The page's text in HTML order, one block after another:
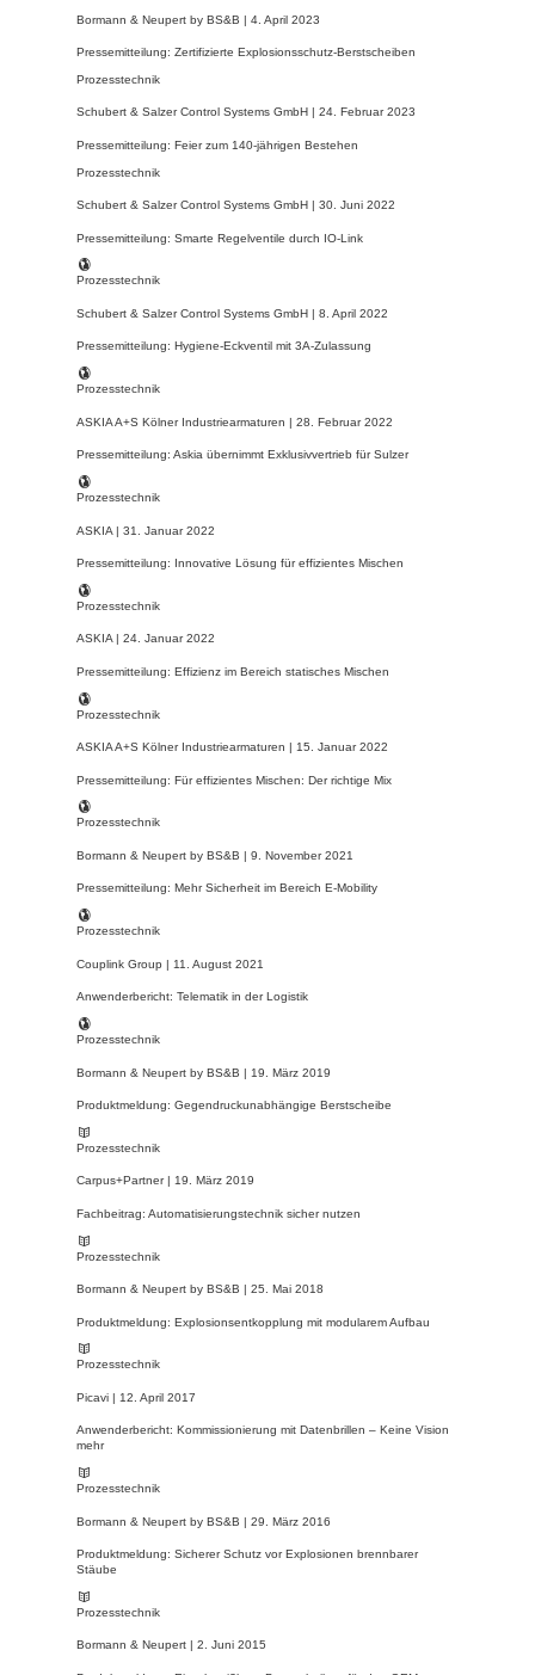
Bormann & Neupert by BS&B | 4. April 2023
Pressemitteilung: Zertifizierte Explosionsschutz-Berstscheiben
Prozesstechnik
Schubert & Salzer Control Systems GmbH | 24. Februar 2023
Pressemitteilung: Feier zum 140-jährigen Bestehen
Prozesstechnik
Schubert & Salzer Control Systems GmbH | 30. Juni 2022
Pressemitteilung: Smarte Regelventile durch IO-Link
Prozesstechnik
Schubert & Salzer Control Systems GmbH | 8. April 2022
Pressemitteilung: Hygiene-Eckventil mit 3A-Zulassung
Prozesstechnik
ASKIA A+S Kölner Industriearmaturen | 28. Februar 2022
Pressemitteilung: Askia übernimmt Exklusivvertrieb für Sulzer
Prozesstechnik
ASKIA | 31. Januar 2022
Pressemitteilung: Innovative Lösung für effizientes Mischen
Prozesstechnik
ASKIA | 24. Januar 2022
Pressemitteilung: Effizienz im Bereich statisches Mischen
Prozesstechnik
ASKIA A+S Kölner Industriearmaturen | 15. Januar 2022
Pressemitteilung: Für effizientes Mischen: Der richtige Mix
Prozesstechnik
Bormann & Neupert by BS&B | 9. November 2021
Pressemitteilung: Mehr Sicherheit im Bereich E-Mobility
Prozesstechnik
Couplink Group | 11. August 2021
Anwenderbericht: Telematik in der Logistik
Prozesstechnik
Bormann & Neupert by BS&B | 19. März 2019
Produktmeldung: Gegendruckunabhängige Berstscheibe
Prozesstechnik
Carpus+Partner | 19. März 2019
Fachbeitrag: Automatisierungstechnik sicher nutzen
Prozesstechnik
Bormann & Neupert by BS&B | 25. Mai 2018
Produktmeldung: Explosionsentkopplung mit modularem Aufbau
Prozesstechnik
Picavi | 12. April 2017
Anwenderbericht: Kommissionierung mit Datenbrillen – Keine Vision
mehr
Prozesstechnik
Bormann & Neupert by BS&B | 29. März 2016
Produktmeldung: Sicherer Schutz vor Explosionen brennbarer
Stäube
Prozesstechnik
Bormann & Neupert | 2. Juni 2015